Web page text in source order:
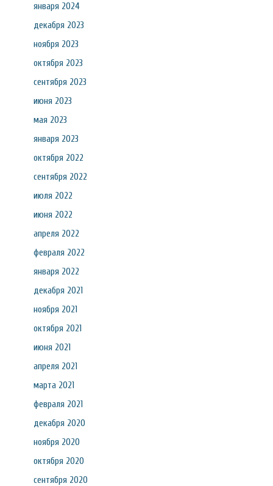
января 2024
декабря 2023
ноября 2023
октября 2023
сентября 2023
июня 2023
мая 2023
января 2023
октября 2022
сентября 2022
июля 2022
июня 2022
апреля 2022
февраля 2022
января 2022
декабря 2021
ноября 2021
октября 2021
июня 2021
апреля 2021
марта 2021
февраля 2021
декабря 2020
ноября 2020
октября 2020
сентября 2020